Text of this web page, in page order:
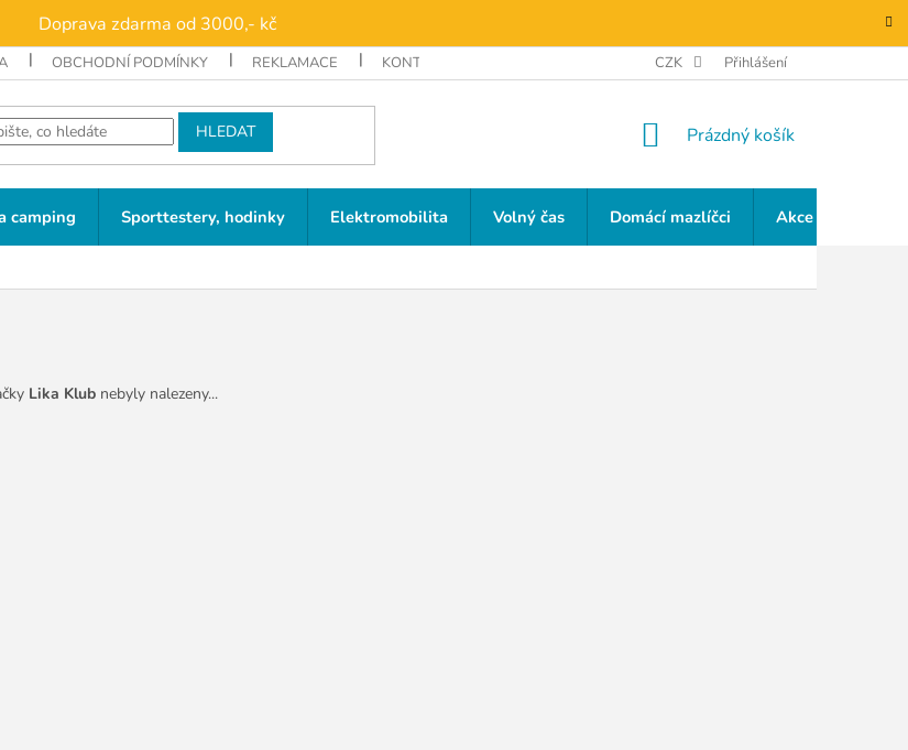
Doprava zdarma od 3000,- kč
OBCHODNÍ PODMÍNKY REKLAMACE KONTAKTY CZK Přihlášení
HLEDAT
NÁKUPNÍ
Prázdný košík
camping Sporttestery, hodinky Elektromobilita Volný čas Domácí mazlíčci Akce a slevy
Lika Klub nebyly nalezeny...